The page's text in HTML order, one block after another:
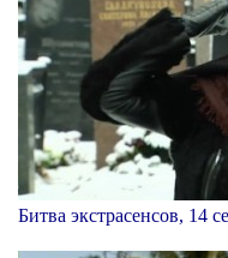
Битва экстрасенсов, 14